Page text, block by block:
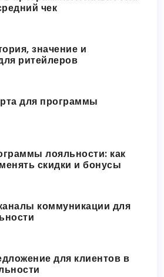
чек
значение и
ритейлеров
для программы
лояльности: как
скидки и бонусы
коммуникации для
для клиентов в